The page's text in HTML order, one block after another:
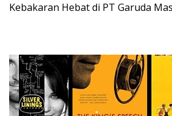
Kebakaran Hebat di PT Garuda